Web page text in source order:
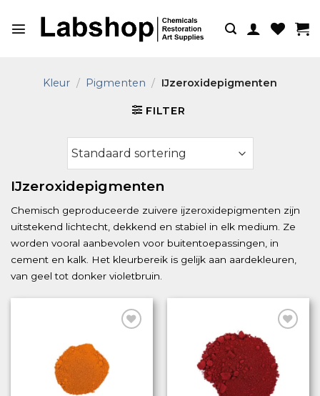
naar
Kleur / Pigmenten / IJzeroxidepigmenten
FILTER
IJzeroxidepigmenten
Chemisch geproduceerde zuivere ijzeroxidepigmenten zijn
uitstekend lichtecht, dekkend en stabiel in elk medium. Ze
worden vooral aanbevolen voor buitentoepassingen, in
cement en kalk. Het kleurbereik is gelijk aan aardekleuren,
van geel tot donker violetbruin.